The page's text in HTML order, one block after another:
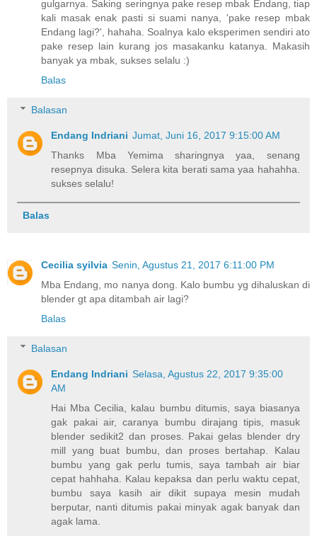
gulgarnya. Saking seringnya pake resep mbak Endang, tiap
kali masak enak pasti si suami nanya, 'pake resep mbak
Endang lagi?', hahaha. Soalnya kalo eksperimen sendiri ato
pake resep lain kurang jos masakanku katanya. Makasih
banyak ya mbak, sukses selalu :)
Balas
Balasan
Endang Indriani Jumat, Juni 16, 2017 9:15:00 AM
Thanks Mba Yemima sharingnya yaa, senang
resepnya disuka. Selera kita berati sama yaa hahahha.
sukses selalu!
Balas
Cecilia syilvia Senin, Agustus 21, 2017 6:11:00 PM
Mba Endang, mo nanya dong. Kalo bumbu yg dihaluskan di
blender gt apa ditambah air lagi?
Balas
Balasan
Endang Indriani Selasa, Agustus 22, 2017 9:35:00
AM
Hai Mba Cecilia, kalau bumbu ditumis, saya biasanya
gak pakai air, caranya bumbu dirajang tipis, masuk
blender sedikit2 dan proses. Pakai gelas blender dry
mill yang buat bumbu, dan proses bertahap. Kalau
bumbu yang gak perlu tumis, saya tambah air biar
cepat hahhaha. Kalau kepaksa dan perlu waktu cepat,
bumbu saya kasih air dikit supaya mesin mudah
berputar, nanti ditumis pakai minyak agak banyak dan
agak lama.